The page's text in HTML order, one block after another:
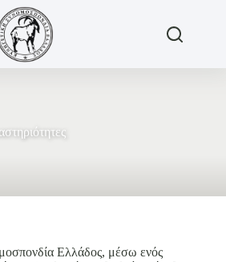
Ελλάδος, μέσω ενός